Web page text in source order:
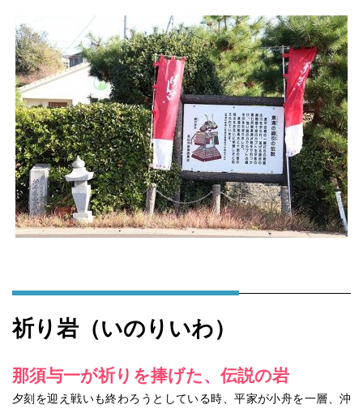
祈り岩（いのりいわ）
那須与一が祈りを捧げた、伝説の岩
夕刻を迎え戦いも終わろうとしている時、平家が小舟を一層、沖